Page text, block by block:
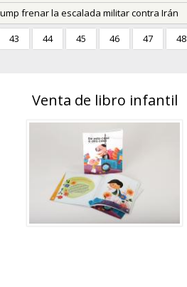
frenar la escalada militar contra Irán
43 44 45 46 47 48
Venta de libro infantil